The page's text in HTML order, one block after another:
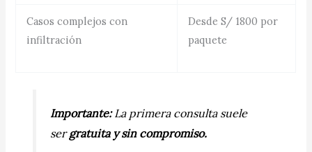
Casos complejos con
infiltración
Desde S/ 1800 por
paquete
Importante:La primera consulta suele
sergratuita y sin compromiso.